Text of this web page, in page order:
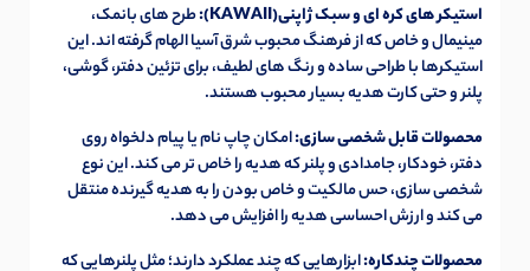
استیکر های کره ای و سبک ژاپنی(KAWAII):
طرح های بانمک،
مینیمال و خاص که از فرهنگ محبوب شرق آسیا الهام گرفته اند. این
استیکرها با طراحی ساده و رنگ های لطیف، برای تزئین دفتر، گوشی،
پلنر و حتی کارت هدیه بسیار محبوب هستند.
محصولات قابل شخصی سازی:امکان چاپ نام یا پیام دلخواه روی
دفتر، خودکار، جامدادی و پلنر که هدیه را خاص تر می کند. این نوع
شخصی سازی، حس مالکیت و خاص بودن را به هدیه گیرنده منتقل
می کند و ارزش احساسی هدیه را افزایش می دهد.
محصولات چندکاره:ابزارهایی که چند عملکرد دارند؛ مثل پلنرهایی که